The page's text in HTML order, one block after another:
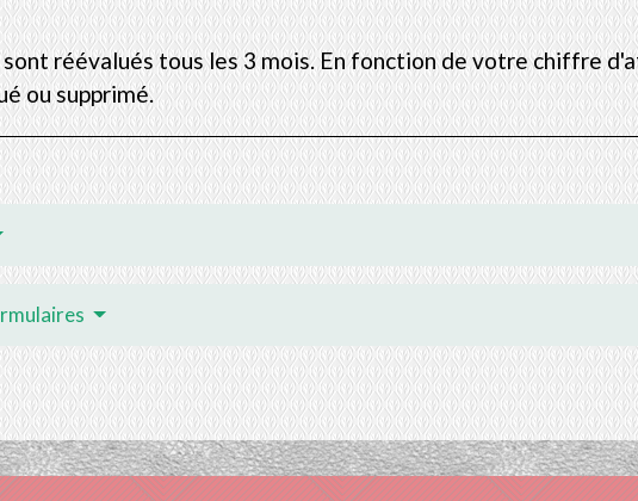
sont réévalués tous les 3 mois. En fonction de votre chiffre
ou supprimé.